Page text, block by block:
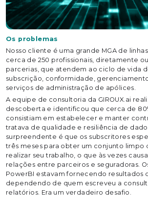
Os problemas
Nosso cliente é uma grande MGA de
cerca de 250 profissionais, diretamente
parcerias, que atendem ao ciclo de vida
subscrição, conformidade,
serviços de administração de apólices.
A equipe de consultoria da GIROUX.ai
descoberta e identificou que cerca de
consistiam em estabelecer e manter
tratava de qualidade e resiliência de
surpreendente é que os subscritores
três meses para obter um conjunto limpo
realizar seu trabalho, o que às vezes
relações entre parceiros e seguradoras.
PowerBI estavam fornecendo resultados
dependendo de quem escreveu a
relatórios. Era um verdadeiro desafio.